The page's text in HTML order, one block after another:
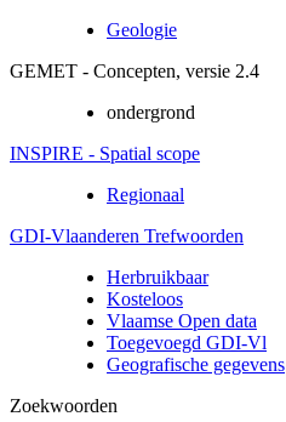
Geologie
GEMET - Concepten, versie 2.4
ondergrond
INSPIRE - Spatial scope
Regionaal
GDI-Vlaanderen Trefwoorden
Herbruikbaar
Kosteloos
Vlaamse Open data
Toegevoegd GDI-Vl
Geografische gegevens
Zoekwoorden